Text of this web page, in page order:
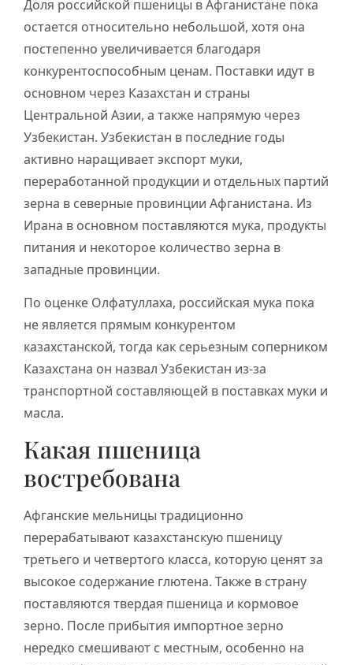
Доля российской пшеницы в Афганистане пока
остается относительно небольшой, хотя она
постепенно увеличивается благодаря
конкурентоспособным ценам. Поставки идут в
основном через Казахстан и страны
Центральной Азии, а также напрямую через
Узбекистан. Узбекистан в последние годы
активно наращивает экспорт муки,
переработанной продукции и отдельных партий
зерна в северные провинции Афганистана. Из
Ирана в основном поставляются мука, продукты
питания и некоторое количество зерна в
западные провинции.
По оценке Олфатуллаха, российская мука пока
не является прямым конкурентом
казахстанской, тогда как серьезным соперником
Казахстана он назвал Узбекистан из-за
транспортной составляющей в поставках муки и
масла.
Какая пшеница
востребована
Афганские мельницы традиционно
перерабатывают казахстанскую пшеницу
третьего и четвертого класса, которую ценят за
высокое содержание глютена. Также в страну
поставляются твердая пшеница и кормовое
зерно. После прибытия импортное зерно
нередко смешивают с местным, особенно на